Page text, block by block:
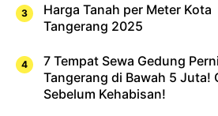
Harga Tanah per Meter Kota
Tangerang 2025
7 Tempat Sewa Gedung
Tangerang di Bawah 5 Juta!
Sebelum Kehabisan!